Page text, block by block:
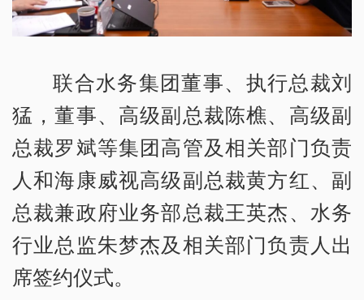
联合水务集团董事、执行总裁刘
猛，董事、高级副总裁陈樵、高级副
总裁罗斌等集团高管及相关部门负责
人和海康威视高级副总裁黄方红、副
总裁兼政府业务部总裁王英杰、水务
行业总监朱梦杰及相关部门负责人出
席签约仪式。